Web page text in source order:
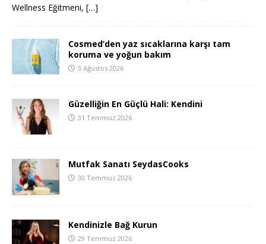
Wellness Eğitmeni, […]
Cosmed’den yaz sıcaklarına karşı tam
koruma ve yoğun bakım
3 Ağustos 2026
Güzelliğin En Güçlü Hali: Kendini
31 Temmuz 2026
Mutfak Sanatı SeydasCooks
30 Temmuz 2026
Kendinizle Bağ Kurun
29 Temmuz 2026